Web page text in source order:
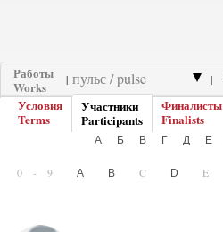
Работы
Works
| |
Условия
Terms
Участники
Participants
Финалисты
Finalists
А Б В Г Д Е
0-9 A B C D E